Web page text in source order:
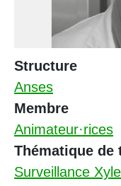
Structure
Anses
Membre
Animateur·rices
Thématique de
Surveillance